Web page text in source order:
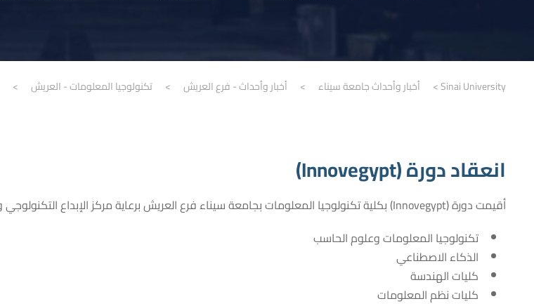
Sinai University
> أخبار وأحداث جامعة سيناء > أخبار وأحداث - فرع العريش > تكنولوجيا المعلومات - العريش >
انعقاد دورة (Innovegypt)
أقيمت دورة (Innovegypt) بكلية تكنولوجيا المعلومات بجامعة سيناء فرع العريش برعاية مركز الإبداع التكنولوجي وريادة الأعمال ITIDA التابع لوزارة الاتصالات كمنحة مقدمة لطلاب المعاهد الاتية:
تكنولوجيا المعلومات وعلوم الحاسب
الذكاء الاصطناعي
كليات الهندسة
كليات نظم المعلومات